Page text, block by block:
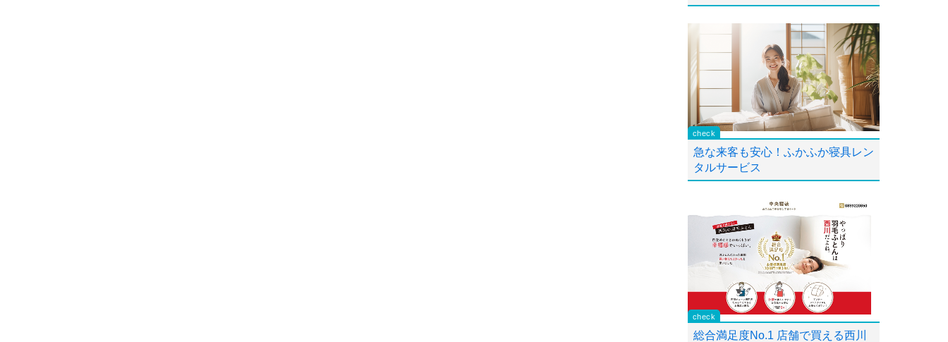
急な来客も安心！ふかふか寝具レン
タルサービス
総合満足度No.1 店舗で買える西川